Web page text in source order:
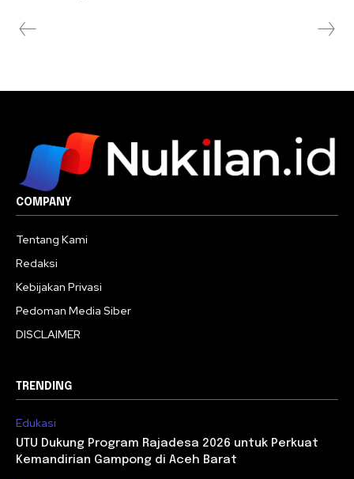
COMPANY
Tentang Kami
Redaksi
Kebijakan Privasi
Pedoman Media Siber
DISCLAIMER
TRENDING
Edukasi
UTU Dukung Program Rajadesa 2026 untuk Perkuat
Kemandirian Gampong di Aceh Barat